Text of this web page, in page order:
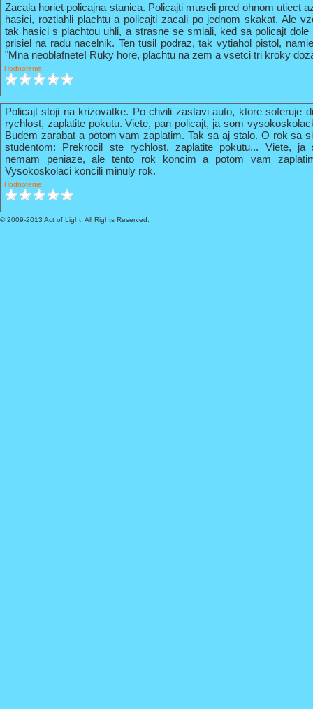
Zacala horiet policajna stanica. Policajti museli pred ohnom utiect
hasici, roztiahli plachtu a policajti zacali po jednom skakat. Ale
tak hasici s plachtou uhli, a strasne se smiali, ked sa policajt
prisiel na radu nacelnik. Ten tusil podraz, tak vytiahol pistol,
"Mna neoblafnete! Ruky hore, plachtu na zem a vsetci tri kroky
Hodnotenie:
Policajt stoji na krizovatke. Po chvili zastavi auto, ktore soferuje
rychlost, zaplatite pokutu. Viete, pan policajt, ja som
Budem zarabat a potom vam zaplatim. Tak sa aj stalo. O rok sa
studentom: Prekrocil ste rychlost, zaplatite pokutu... Viete,
nemam peniaze, ale tento rok koncim a potom vam
Vysokoskolaci koncili minuly rok.
Hodnotenie:
© 2009-2013 Act of Light, All Rights Reserved.